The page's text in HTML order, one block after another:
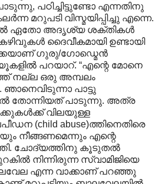
പഠിച്ചിട്ടുണ്ടോ എന്നതിനു
മറുപടി വിസ്മയിപ്പിച്ചു എന്നെ.
ഏതോ അദൃശ്യ ശക്തികള്‍
ദൈവീകമായി ഉണ്ടായി
ഗുരു/ഗോഡ്മെന്‍
പറയാറ്. “എന്റെ മോനെ
നല്ല ഒരു അമ്പലം
പാട്ടു
തോന്നിയത് പാടുന്നു. അത്ര
വിലയുള്ള
(child abuse)ത്തിനെതിരെ
നീങ്ങണമെന്നും എന്റെ
ചോദ്യത്തിനു കൂടുതല്‍
നിന്നിരുന്ന സ്വാമിജിയെ
എന്ന വാക്കാണ് പറഞ്ഞു